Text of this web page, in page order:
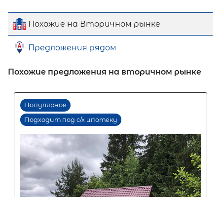
Первый взнос
60%
0 10 20 30 40 50 60 70 80
Похожие на Вторичном рынке
Предложения рядом
Похожие предложения на вторичном рынке